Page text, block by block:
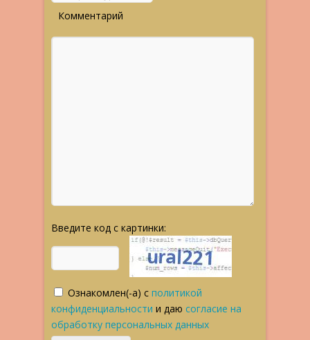
Комментарий
Введите код с картинки:
Ознакомлен(-а) с политикой
конфиденциальности и даю согласие на
обработку персональных данных